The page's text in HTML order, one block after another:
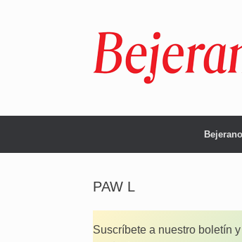
Bejerano
PAW L
Suscríbete a nuestro boletín